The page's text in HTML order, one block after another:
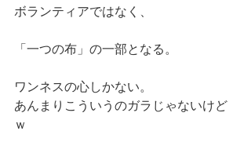
ボランティアではなく、
「一つの布」の一部となる。
ワンネスの心しかない。
あんまりこういうのガラじゃないけど
ｗ